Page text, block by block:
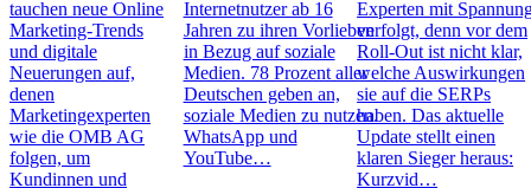
tauchen neue Online
Marketing-Trends
und digitale
Neuerungen auf,
denen
Marketingexperten
wie die OMB AG
folgen, um
Kundinnen und
Internetnutzer ab 16
Jahren zu ihren Vorlieben
in Bezug auf soziale
Medien. 78 Prozent aller
Deutschen geben an,
soziale Medien zu nutzen.
WhatsApp und
YouTube…
Experten mit
verfolgt, denn vor dem
Roll-Out ist nicht klar,
welche Auswirkungen
sie auf die SERPs
haben. Das aktuelle
Update stellt einen
klaren Sieger heraus:
Kurzvid…